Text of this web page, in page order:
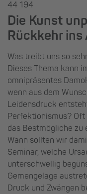
44 194
Die Kunst
Rückkehr ins
Was treibt uns so
Dieses Thema kann
omnipräsentes
wenn aus dem
Leidensdruck
Perfektionismus?
das Bestmögliche zu
Wann sollten wir
Seminar, welche
unterschwellig
Gemengelage
Druck und Zwängen